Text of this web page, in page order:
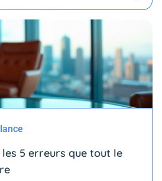
5 erreurs que tout le